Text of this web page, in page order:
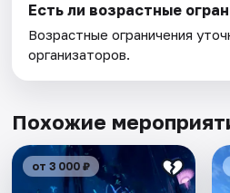
Есть ли возрастные
Возрастные ограничения
организаторов.
Похожие
от 3 000 ₽